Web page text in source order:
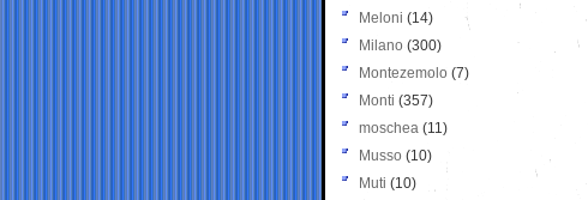
Meloni (14)
Milano (300)
Montezemolo (7)
Monti (357)
moschea (11)
Musso (10)
Muti (10)